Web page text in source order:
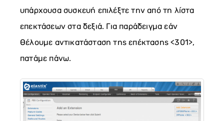
υπάρχουσα συσκευή επιλέξτε την από τη λίστα
επεκτάσεων στα δεξιά. Για παράδειγμα εάν
θέλουμε αντικατάσταση της επέκτασης <301>,
πατάμε πάνω.